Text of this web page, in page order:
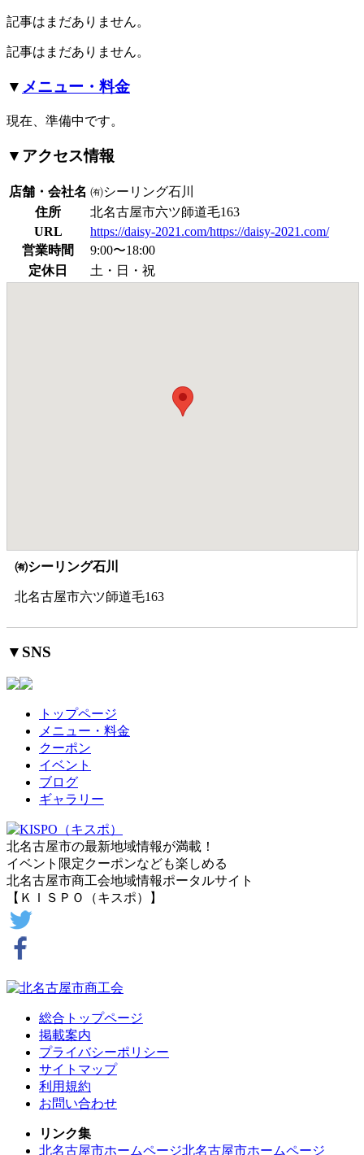
記事はまだありません。
記事はまだありません。
▼ メニュー・料金
現在、準備中です。
▼アクセス情報
店舗・会社名 ㈲シーリング石川
住所
北名古屋市六ツ師道毛163
URL
https://daisy-2021.com/https://daisy-2021.com/
営業時間
9:00〜18:00
定休日
土・日・祝
㈲シーリング石川
北名古屋市六ツ師道毛163
▼SNS
トップページ
メニュー・料金
クーポン
イベント
ブログ
ギャラリー
北名古屋市の最新地域情報が満載！
イベント限定クーポンなども楽しめる
北名古屋市商工会地域情報ポータルサイト
【ＫＩＳＰＯ（キスポ）】
総合トップページ
掲載案内
プライバシーポリシー
サイトマップ
利用規約
お問い合わせ
リンク集
北名古屋市ホームページ北名古屋市ホームページ